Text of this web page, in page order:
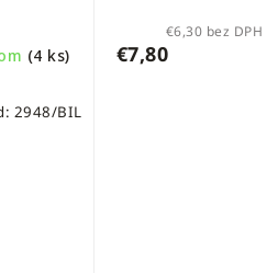
(4 ks)
€6,30 bez DPH
€7,80
2948/BIL